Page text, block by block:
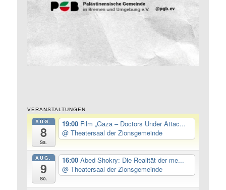
VERANSTALTUNGEN
AUG.
8
Sa.
19:00 Film „Gaza – Doctors Under Attac...
@ Theatersaal der Zionsgemeinde
AUG.
9
So.
16:00 Abed Shokry: Die Realität der me...
@ Theatersaal der Zionsgemeinde